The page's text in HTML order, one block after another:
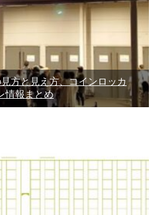
方と見え方、コインロッカ
情報まとめ